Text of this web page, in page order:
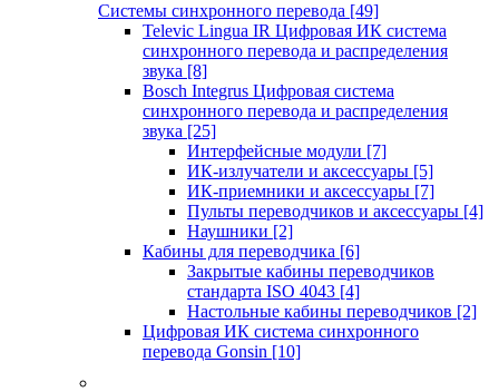
Системы синхронного перевода [49]
Televic Lingua IR Цифровая ИК система
синхронного перевода и распределения
звука [8]
Bosch Integrus Цифровая система
синхронного перевода и распределения
звука [25]
Интерфейсные модули [7]
ИК-излучатели и аксессуары [5]
ИК-приемники и аксессуары [7]
Пульты переводчиков и аксессуары [4]
Наушники [2]
Кабины для переводчика [6]
Закрытые кабины переводчиков
стандарта ISO 4043 [4]
Настольные кабины переводчиков [2]
Цифровая ИК система синхронного
перевода Gonsin [10]